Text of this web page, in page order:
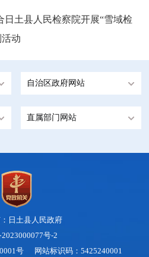
日土县人民检察院开展“雪域检
动
自治区政府网站
直属部门网站
日土县人民政府
号-2
号 网站标识码：5425240001